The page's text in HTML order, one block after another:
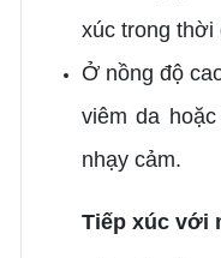
xúc trong thời
Ở nồng độ
viêm da
nhạy cảm.
Tiếp xúc với